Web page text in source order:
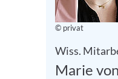
© privat
Wiss.
Marie